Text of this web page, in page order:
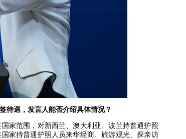
待遇，发言人能否介绍具体情况？
家范围，对新西兰、澳大利亚、波兰持普通护照
家持普通护照人员来华经商、旅游观光、探亲访